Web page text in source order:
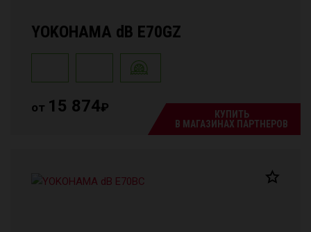
YOKOHAMA dB E70GZ
от 15 874₽
КУПИТЬ
В МАГАЗИНАХ ПАРТНЕРОВ